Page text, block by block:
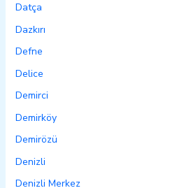
Datça
Dazkırı
Defne
Delice
Demirci
Demirköy
Demirözü
Denizli
Denizli Merkez